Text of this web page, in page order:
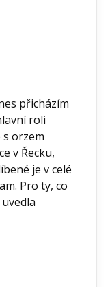
přicházím
roli
s orzem
v Řecku,
je v celé
Pro ty, co